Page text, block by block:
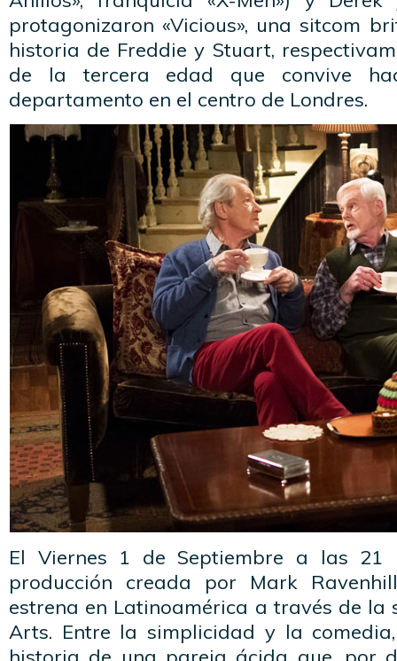
protagonizaron «Vicious», una sitcom
historia de Freddie y Stuart,
de la tercera edad que convive
departamento en el centro de Londres.
El Viernes 1 de Septiembre a las 21
producción creada por Mark
estrena en Latinoamérica a través de la
Arts. Entre la simplicidad y la